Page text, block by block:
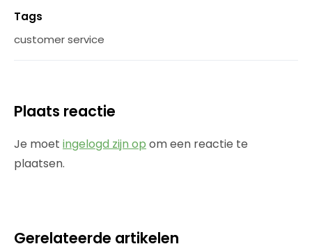
Tags
customer service
Plaats reactie
Je moet ingelogd zijn op om een reactie te
plaatsen.
Gerelateerde artikelen